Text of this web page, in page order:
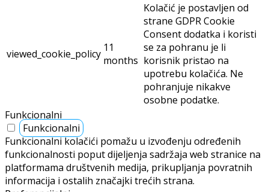
viewed_cookie_policy 11
months
Kolačić je postavljen od
strane GDPR Cookie
Consent dodatka i koristi
se za pohranu je li
korisnik pristao na
upotrebu kolačića. Ne
pohranjuje nikakve
osobne podatke.
Funkcionalni
Funkcionalni
Funkcionalni kolačići pomažu u izvođenju određenih
funkcionalnosti poput dijeljenja sadržaja web stranice na
platformama društvenih medija, prikupljanja povratnih
informacija i ostalih značajki trećih strana.